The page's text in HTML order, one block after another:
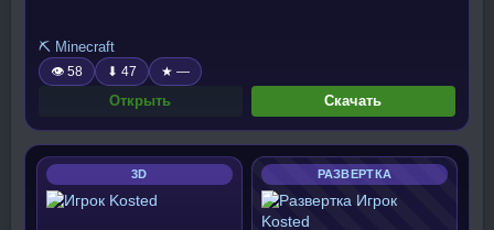
⛏️ Minecraft
👁 58 ⬇ 47 ★ —
Открыть Скачать
3D РАЗВЕРТКА